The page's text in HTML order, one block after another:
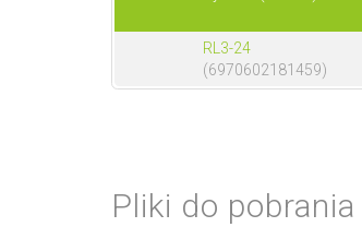
RL3-24
(6970602181459)
Pliki do pobrania